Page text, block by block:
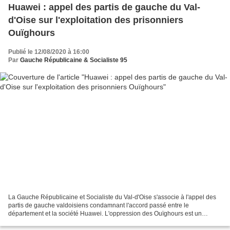
Huawei : appel des partis de gauche du Val-
d'Oise sur l'exploitation des prisonniers
Ouïghours
Publié le 12/08/2020 à 16:00
Par Gauche Républicaine & Socialiste 95
La Gauche Républicaine et Socialiste du Val-d'Oise s'associe à l'appel des
partis de gauche valdoisiens condamnant l'accord passé entre le
département et la société Huawei. L'oppression des Ouïghours est un